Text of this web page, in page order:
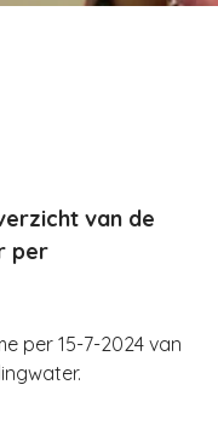
van de
per
per 15-7-2024 van